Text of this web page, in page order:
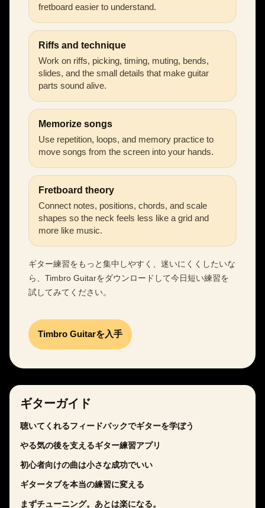
fretboard easier to understand.
Riffs and technique
Work on riffs, picking, timing, muting, bends,
slides, and the small details that make guitar
parts sound alive.
Memorize songs
Use repetition, loops, and memory practice to
move songs from the screen into your hands.
Fretboard theory
Connect notes, positions, chords, and scale
shapes so the neck feels less like a grid and
more like music.
ギター練習をもっと集中しやすく、迷いにくくしたいな
ら、Timbro Guitarをダウンロードして今日短い練習を
試してみてください。
Timbro Guitarを入手
ギターガイド
聴いてくれるフィードバックでギターを学ぼう
やる気の後を支えるギター練習アプリ
初心者向けの曲は小さな成功でいい
ギタータブを本当の練習に変える
まずチューニング。あとは楽になる。